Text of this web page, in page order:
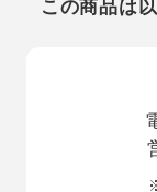
この商品は